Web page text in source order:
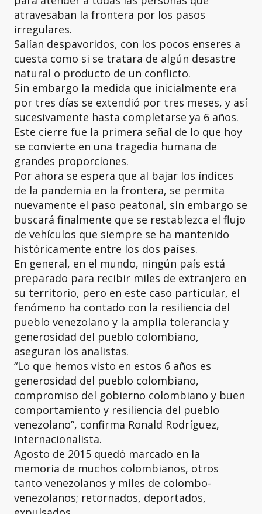
atravesaban la frontera por los pasos
irregulares.
Salían despavoridos, con los pocos enseres a
cuesta como si se tratara de algún desastre
natural o producto de un conflicto.
Sin embargo la medida que inicialmente era
por tres días se extendió por tres meses, y así
sucesivamente hasta completarse ya 6 años.
Este cierre fue la primera señal de lo que hoy
se convierte en una tragedia humana de
grandes proporciones.
Por ahora se espera que al bajar los índices
de la pandemia en la frontera, se permita
nuevamente el paso peatonal, sin embargo se
buscará finalmente que se restablezca el flujo
de vehículos que siempre se ha mantenido
históricamente entre los dos países.
En general, en el mundo, ningún país está
preparado para recibir miles de extranjero en
su territorio, pero en este caso particular, el
fenómeno ha contado con la resiliencia del
pueblo venezolano y la amplia tolerancia y
generosidad del pueblo colombiano,
aseguran los analistas.
“Lo que hemos visto en estos 6 años es
generosidad del pueblo colombiano,
compromiso del gobierno colombiano y buen
comportamiento y resiliencia del pueblo
venezolano”, confirma Ronald Rodríguez,
internacionalista.
Agosto de 2015 quedó marcado en la
memoria de muchos colombianos, otros
tanto venezolanos y miles de colombo-
venezolanos; retornados, deportados,